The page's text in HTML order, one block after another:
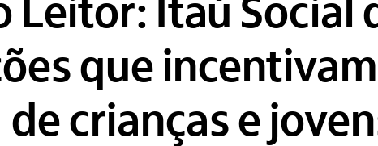
Leitor: Itaú Social
que
de crianças e